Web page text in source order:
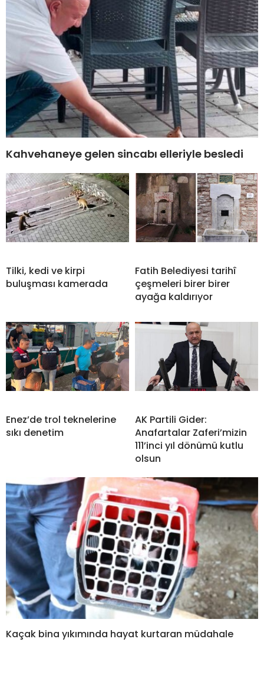
Kahvehaneye gelen sincabı elleriyle besledi
Tilki, kedi ve kirpi
buluşması kamerada
Fatih Belediyesi tarihî
çeşmeleri birer birer
ayağa kaldırıyor
Enez’de trol teknelerine
sıkı denetim
AK Partili Gider:
Anafartalar Zaferi’mizin
111’inci yıl dönümü kutlu
olsun
Kaçak bina yıkımında hayat kurtaran müdahale